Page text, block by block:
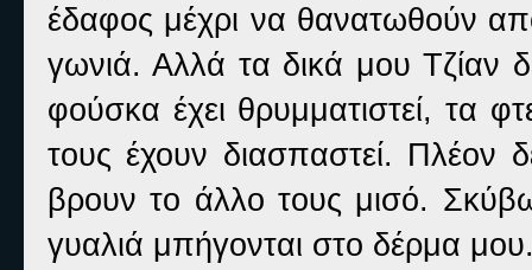
έδαφος μέχρι να θανατωθούν
γωνιά. Αλλά τα δικά μου Τζίαν
φούσκα έχει θρυμματιστεί, τα
τους έχουν διασπαστεί. Πλέον
βρουν το άλλο τους μισό.
γυαλιά μπήγονται στο δέρμα